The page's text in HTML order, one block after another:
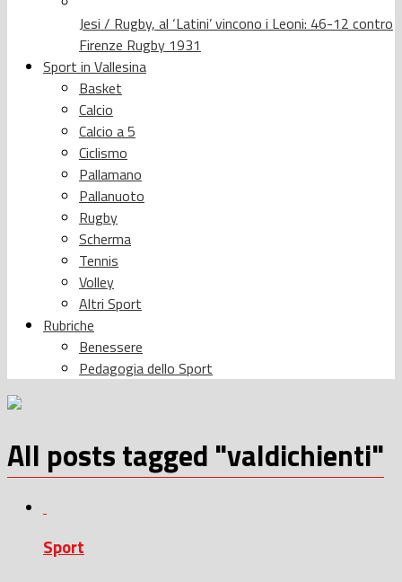
Jesi / Rugby, al ‘Latini’ vincono i Leoni: 46-12 contro
Firenze Rugby 1931
Sport in Vallesina
Basket
Calcio
Calcio a 5
Ciclismo
Pallamano
Pallanuoto
Rugby
Scherma
Tennis
Volley
Altri Sport
Rubriche
Benessere
Pedagogia dello Sport
All posts tagged "valdichienti"
Sport